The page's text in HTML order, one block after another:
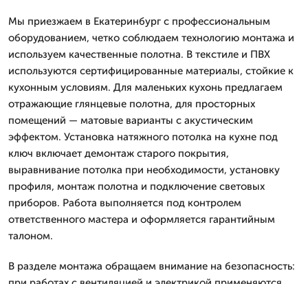
Мы приезжаем в Екатеринбург с профессиональным
оборудованием, четко соблюдаем технологию монтажа и
используем качественные полотна. В текстиле и ПВХ
используются сертифицированные материалы, стойкие к
кухонным условиям. Для маленьких кухонь предлагаем
отражающие глянцевые полотна, для просторных
помещений — матовые варианты с акустическим
эффектом. Установка натяжного потолка на кухне под
ключ включает демонтаж старого покрытия,
выравнивание потолка при необходимости, установку
профиля, монтаж полотна и подключение световых
приборов. Работа выполняется под контролем
ответственного мастера и оформляется гарантийным
талоном.
В разделе монтажа обращаем внимание на безопасность: